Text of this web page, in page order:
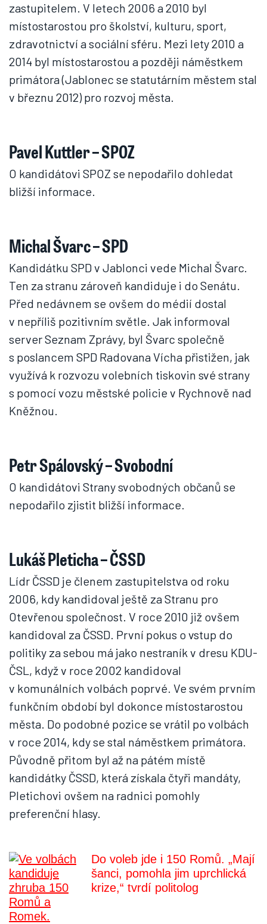
zastupitelem. V letech 2006 a 2010 byl
místostarostou pro školství, kulturu, sport,
zdravotnictví a sociální sféru. Mezi lety 2010 a
2014 byl místostarostou a později náměstkem
primátora (Jablonec se statutárním městem stal
v březnu 2012) pro rozvoj města.
Pavel Kuttler – SPOZ
O kandidátovi SPOZ se nepodařilo dohledat
bližší informace.
Michal Švarc – SPD
Kandidátku SPD v Jablonci vede Michal Švarc.
Ten za stranu zároveň kandiduje i do Senátu.
Před nedávnem se ovšem do médií dostal
v nepříliš pozitivním světle. Jak informoval
server Seznam Zprávy, byl Švarc společně
s poslancem SPD Radovana Vícha přistižen, jak
využívá k rozvozu volebních tiskovin své strany
s pomocí vozu městské policie v Rychnově nad
Kněžnou.
Petr Spálovský – Svobodní
O kandidátovi Strany svobodných občanů se
nepodařilo zjistit bližší informace.
Lukáš Pleticha – ČSSD
Lídr ČSSD je členem zastupitelstva od roku
2006, kdy kandidoval ještě za Stranu pro
Otevřenou společnost. V roce 2010 již ovšem
kandidoval za ČSSD. První pokus o vstup do
politiky za sebou má jako nestraník v dresu KDU-
ČSL, když v roce 2002 kandidoval
v komunálních volbách poprvé. Ve svém prvním
funkčním období byl dokonce místostarostou
města. Do podobné pozice se vrátil po volbách
v roce 2014, kdy se stal náměstkem primátora.
Původně přitom byl až na pátém místě
kandidátky ČSSD, která získala čtyři mandáty,
Pletichovi ovšem na radnici pomohly
preferenční hlasy.
Do voleb jde i 150 Romů. „Mají
šanci, pomohla jim uprchlická
krize,“ tvrdí politolog